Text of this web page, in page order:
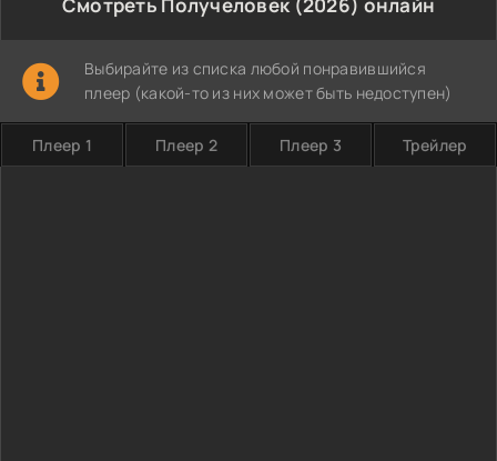
Выбирайте из списка любой понравившийся
плеер (какой-то из них может быть недоступен)
Плеер 1 Плеер 2 Плеер 3 Трейлер